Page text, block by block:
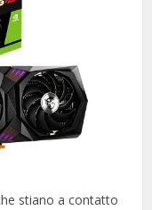
stiano a contatto